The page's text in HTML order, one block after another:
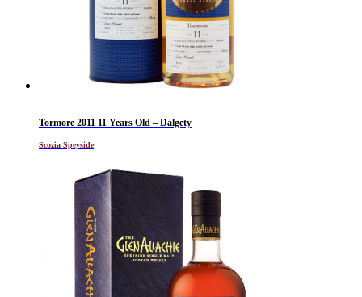
Tormore 2011 11 Years Old – Dalgety
Scozia Speyside